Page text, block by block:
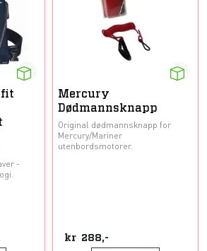
-
Mercury
Dødmannsknapp
Original dødmannsknapp for
Mercury/Mariner
utenbordsmotorer.
kr 288,-